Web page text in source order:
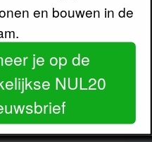
van de Laar per 1
aangesteld als
directeur MRA
nieuwe
Financiën en
bij Lieven de
en bouwen in de
je op de
NUL20